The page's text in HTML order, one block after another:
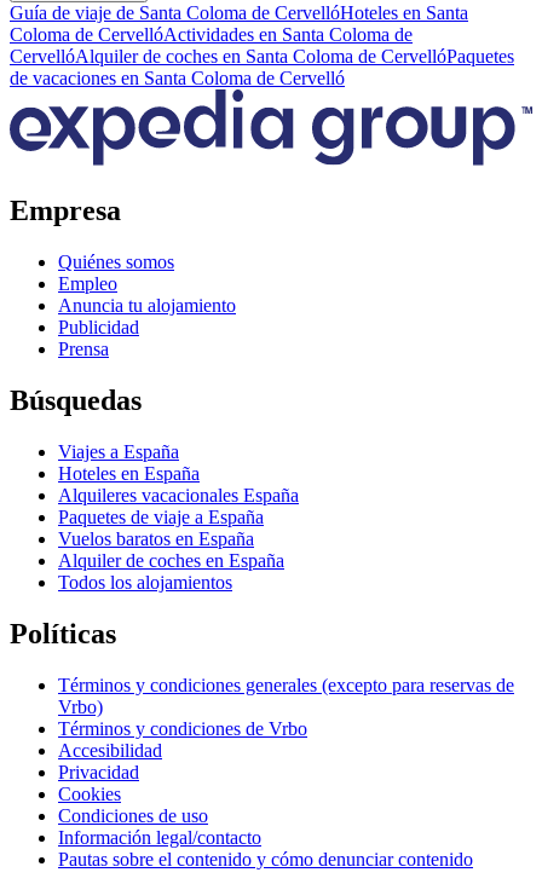
Guía de viaje de Santa Coloma de CervellóHoteles en Santa
Coloma de CervellóActividades en Santa Coloma de
CervellóAlquiler de coches en Santa Coloma de CervellóPaquetes
de vacaciones en Santa Coloma de Cervelló
Empresa
Quiénes somos
Empleo
Anuncia tu alojamiento
Publicidad
Prensa
Búsquedas
Viajes a España
Hoteles en España
Alquileres vacacionales España
Paquetes de viaje a España
Vuelos baratos en España
Alquiler de coches en España
Todos los alojamientos
Políticas
Términos y condiciones generales (excepto para reservas de
Vrbo)
Términos y condiciones de Vrbo
Accesibilidad
Privacidad
Cookies
Condiciones de uso
Información legal/contacto
Pautas sobre el contenido y cómo denunciar contenido